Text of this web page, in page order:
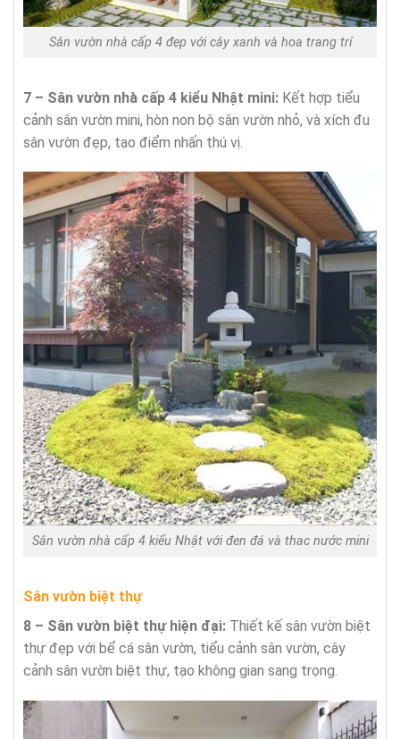
Sân vườn nhà cấp 4 đẹp với cây xanh và hoa trang trí
7 – Sân vườn nhà cấp 4 kiểu Nhật mini: Kết hợp tiểu
cảnh sân vườn mini, hòn non bộ sân vườn nhỏ, và xích đu
sân vườn đẹp, tạo điểm nhấn thú vị.
Sân vườn nhà cấp 4 kiểu Nhật với đen đá và thac nước mini
Sân vườn biệt thự
8 – Sân vườn biệt thự hiện đại: Thiết kế sân vườn biệt
thự đẹp với bể cá sân vườn, tiểu cảnh sân vườn, cây
cảnh sân vườn biệt thự, tạo không gian sang trọng.